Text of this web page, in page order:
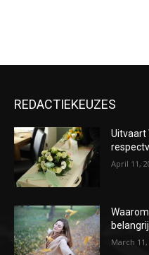
REDACTIEKEUZES
Uitvaart
April 11,
March 11,